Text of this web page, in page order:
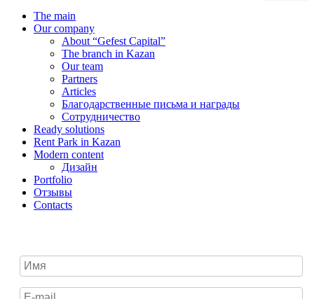
The main
Our company
About “Gefest Capital”
The branch in Kazan
Our team
Partners
Articles
Благодарственные письма и награды
Сотрудничество
Ready solutions
Rent Park in Kazan
Modern content
Дизайн
Portfolio
Отзывы
Contacts